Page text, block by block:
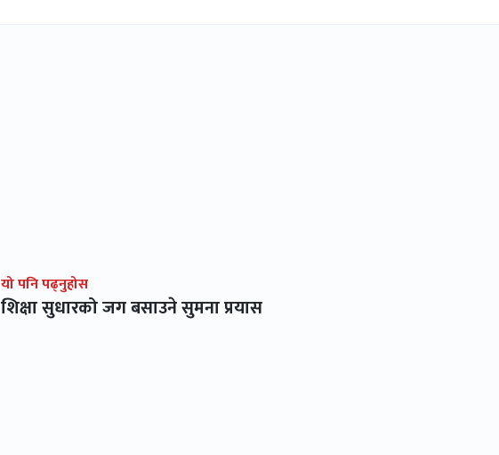
यो पनि पढ्नुहोस
शिक्षा सुधारको जग बसाउने सुमना प्रयास